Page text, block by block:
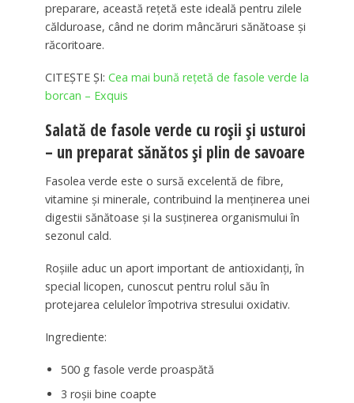
preparare, această rețetă este ideală pentru zilele
călduroase, când ne dorim mâncăruri sănătoase și
răcoritoare.
CITEȘTE ȘI: Cea mai bună rețetă de fasole verde la
borcan – Exquis
Salată de fasole verde cu roșii și usturoi
– un preparat sănătos și plin de savoare
Fasolea verde este o sursă excelentă de fibre,
vitamine și minerale, contribuind la menținerea unei
digestii sănătoase și la susținerea organismului în
sezonul cald.
Roșiile aduc un aport important de antioxidanți, în
special licopen, cunoscut pentru rolul său în
protejarea celulelor împotriva stresului oxidativ.
Ingrediente:
500 g fasole verde proaspătă
3 roșii bine coapte